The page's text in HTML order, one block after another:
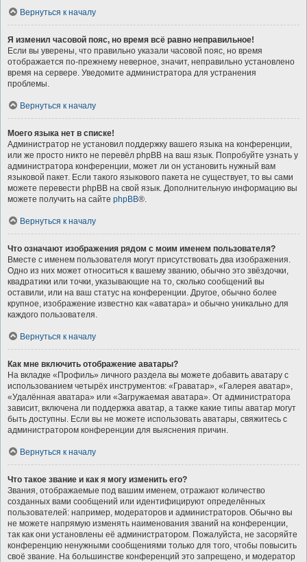
Вернуться к началу
Я изменил часовой пояс, но время всё равно неправильное!
Если вы уверены, что правильно указали часовой пояс, но время
отображается по-прежнему неверное, значит, неправильно установлено
время на сервере. Уведомите администратора для устранения
проблемы.
Вернуться к началу
Моего языка нет в списке!
Администратор не установил поддержку вашего языка на конференции,
или же просто никто не перевёл phpBB на ваш язык. Попробуйте узнать у
администратора конференции, может ли он установить нужный вам
языковой пакет. Если такого языкового пакета не существует, то вы сами
можете перевести phpBB на свой язык. Дополнительную информацию вы
можете получить на сайте phpBB®.
Вернуться к началу
Что означают изображения рядом с моим именем пользователя?
Вместе с именем пользователя могут присутствовать два изображения.
Одно из них может относиться к вашему званию, обычно это звёздочки,
квадратики или точки, указывающие на то, сколько сообщений вы
оставили, или на ваш статус на конференции. Другое, обычно более
крупное, изображение известно как «аватара» и обычно уникально для
каждого пользователя.
Вернуться к началу
Как мне включить отображение аватары?
На вкладке «Профиль» личного раздела вы можете добавить аватару с
использованием четырёх инструментов: «Граватар», «Галерея аватар»,
«Удалённая аватара» или «Загружаемая аватара». От администратора
зависит, включена ли поддержка аватар, а также какие типы аватар могут
быть доступны. Если вы не можете использовать аватары, свяжитесь с
администратором конференции для выяснения причин.
Вернуться к началу
Что такое звание и как я могу изменить его?
Звания, отображаемые под вашим именем, отражают количество
созданных вами сообщений или идентифицируют определённых
пользователей: например, модераторов и администраторов. Обычно вы
не можете напрямую изменять наименования званий на конференции,
так как они установлены её администратором. Пожалуйста, не засоряйте
конференцию ненужными сообщениями только для того, чтобы повысить
своё звание. На большинстве конференций это запрещено, и модератор